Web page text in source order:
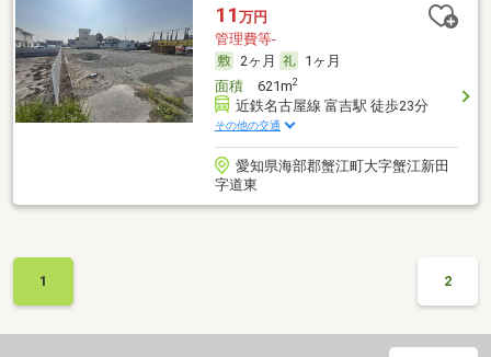
11 万円
管理費等-
2ヶ月
1ヶ月
面積621m2
近鉄名古屋線 富吉駅 徒歩23分
その他の交通
愛知県海部郡蟹江町大字蟹江新田
字道東
1 2